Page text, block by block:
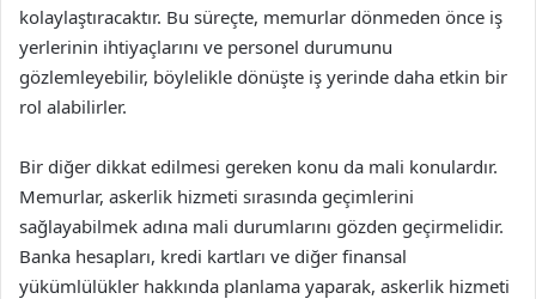
kolaylaştıracaktır. Bu süreçte, memurlar dönmeden önce iş
yerlerinin ihtiyaçlarını ve personel durumunu
gözlemleyebilir, böylelikle dönüşte iş yerinde daha etkin bir
rol alabilirler.
Bir diğer dikkat edilmesi gereken konu da mali konulardır.
Memurlar, askerlik hizmeti sırasında geçimlerini
sağlayabilmek adına mali durumlarını gözden geçirmelidir.
Banka hesapları, kredi kartları ve diğer finansal
yükümlülükler hakkında planlama yaparak, askerlik hizmeti